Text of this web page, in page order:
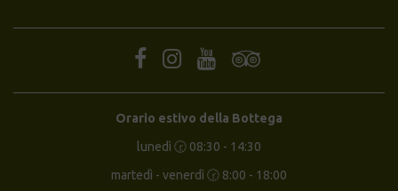
Orario estivo della Bottega
lunedì 🕝 08:30 - 14:30
martedì - venerdì 🕝 8:00 - 18:00